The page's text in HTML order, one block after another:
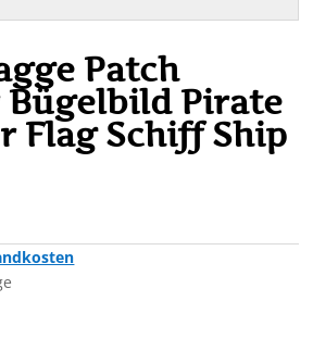
Patch
Pirate
Flag Schiff Ship